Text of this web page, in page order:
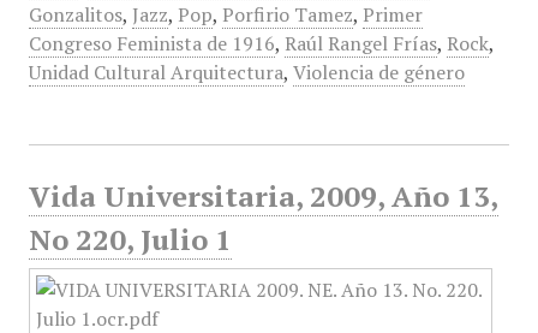
Gonzalitos, Jazz, Pop, Porfirio Tamez, Primer
Congreso Feminista de 1916, Raúl Rangel Frías, Rock,
Unidad Cultural Arquitectura, Violencia de género
Vida Universitaria, 2009, Año 13,
No 220, Julio 1